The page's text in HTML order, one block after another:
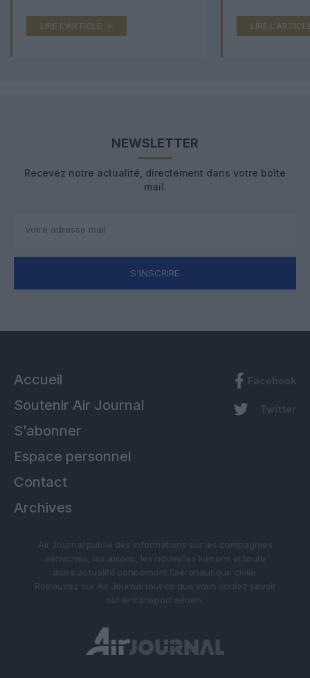
LIRE L'ARTICLE LIRE
NEWSLETTER
Recevez notre actualité, directement dans votre boîte
mail.
S'INSCRIRE
Accueil
Soutenir Air Journal
S’abonner
Espace personnel
Contact
Archives